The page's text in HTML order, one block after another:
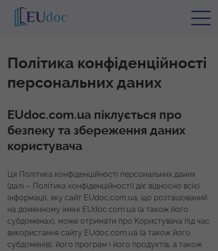
Політика конфіденційності
персональних даних
EUdoc.com.ua піклується про
безпеку та збереження даних
користувача
Ця Політика конфіденційності персональних даних
(далі – Політика конфіденційності) діє відносно всієї
інформації, яку сайт EUdoc.com.ua, що розташований
на доменному імені EUdoc.com.ua (а також його
субдоменах), може отримати про Користувача під час
використання сайту EUdoc.com.ua (а також його
субдоменів), його програм і його продуктів, а також